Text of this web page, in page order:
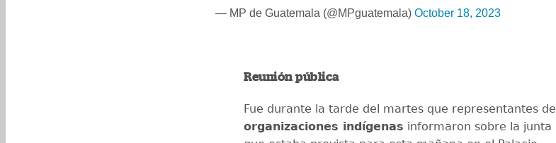
— MP de Guatemala (@MPguatemala) October 18, 2023
Reunión pública
Fue durante la tarde del martes que representantes de
organizaciones indígenas informaron sobre la junta